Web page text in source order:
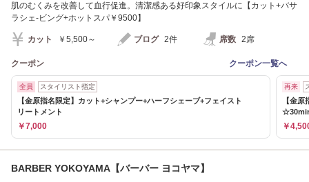
肌のむくみを改善して血行促進。清潔感ある好印象スタイルに【カット+バサ
ラシェ-ビング+ホットスパ￥9500】
カット ￥5,500～ ブログ 2件 席数 2席
クーポン クーポン一覧へ
全員 スタイリスト指定
【金原指名限定】カット+シャンプー+ハーフシェーブ+フェイスト
リートメント
￥7,000
再来
【金
￥
BARBER YOKOYAMA【バーバー ヨコヤマ】